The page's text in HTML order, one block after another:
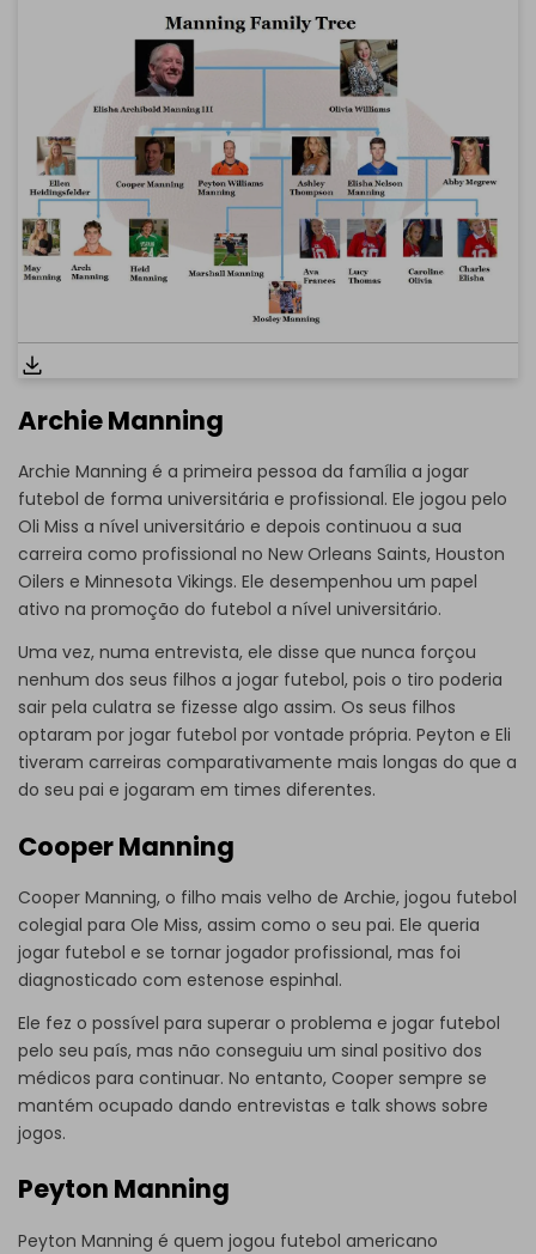
Clique aqui para editar on-line
Archie Manning
Archie Manning é a primeira pessoa da família a jogar
futebol de forma universitária e profissional. Ele jogou pelo
Oli Miss a nível universitário e depois continuou a sua
carreira como profissional no New Orleans Saints, Houston
Oilers e Minnesota Vikings. Ele desempenhou um papel
ativo na promoção do futebol a nível universitário.
Uma vez, numa entrevista, ele disse que nunca forçou
nenhum dos seus filhos a jogar futebol, pois o tiro poderia
sair pela culatra se fizesse algo assim. Os seus filhos
optaram por jogar futebol por vontade própria. Peyton e Eli
tiveram carreiras comparativamente mais longas do que a
do seu pai e jogaram em times diferentes.
Cooper Manning
Cooper Manning, o filho mais velho de Archie, jogou futebol
colegial para Ole Miss, assim como o seu pai. Ele queria
jogar futebol e se tornar jogador profissional, mas foi
diagnosticado com estenose espinhal.
Ele fez o possível para superar o problema e jogar futebol
pelo seu país, mas não conseguiu um sinal positivo dos
médicos para continuar. No entanto, Cooper sempre se
mantém ocupado dando entrevistas e talk shows sobre
jogos.
Peyton Manning
Peyton Manning é quem jogou futebol americano